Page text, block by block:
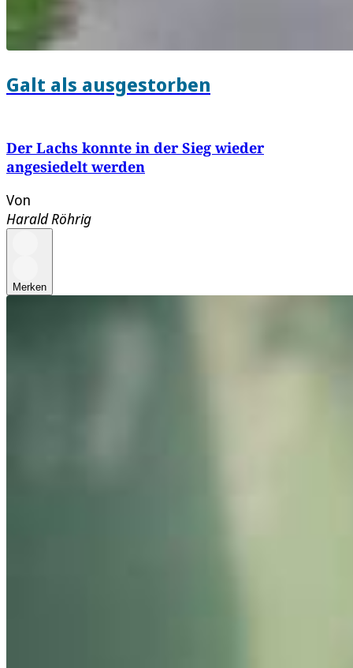
Galt als ausgestorben
Der Lachs konnte in der Sieg wieder
angesiedelt werden
Von
Harald Röhrig
Merken